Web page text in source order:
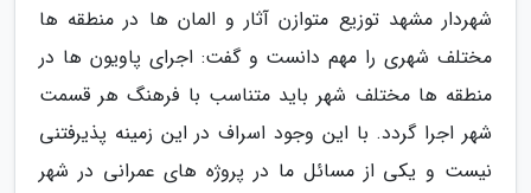
شهردار مشهد توزیع متوازن آثار و المان ها در منطقه ها
مختلف شهری را مهم دانست و گفت: اجرای پاویون ها در
منطقه ها مختلف شهر باید متناسب با فرهنگ هر قسمت
شهر اجرا گردد. با این وجود اسراف در این زمینه پذیرفتنی
نیست و یکی از مسائل ما در پروژه های عمرانی در شهر